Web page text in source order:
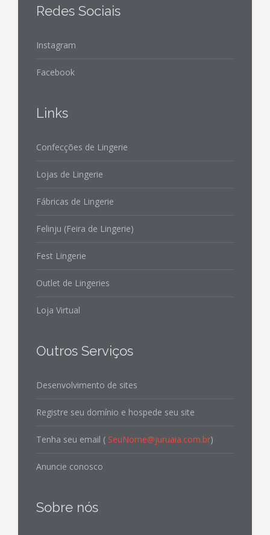
Redes Sociais
Instagram
Facebook
Links
Confecções de Lingerie
Lojas de Lingerie
Fábricas de Lingerie
Felinju (Feira de Lingerie)
Fest Lingerie
Outlet de Lingeries
Loja Virtual
Outros Serviços
Desenvolvimento de sites
Registre seu domínio e hospede seu site
Tenha seu email ( SeuNome@juruaia.com.br)
Anuncie conosco
Sobre nós